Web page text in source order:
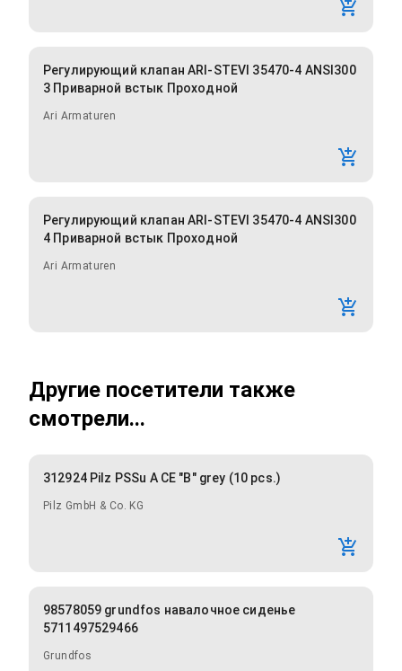
Регулирующий клапан ARI-STEVI 35470-4 ANSI300
3 Приварной встык Проходной
Ari Armaturen
Регулирующий клапан ARI-STEVI 35470-4 ANSI300
4 Приварной встык Проходной
Ari Armaturen
Другие посетители также
смотрели...
312924 Pilz PSSu A CE "B" grey (10 pcs.)
Pilz GmbH & Co. KG
98578059 grundfos навалочное сиденье
5711497529466
Grundfos